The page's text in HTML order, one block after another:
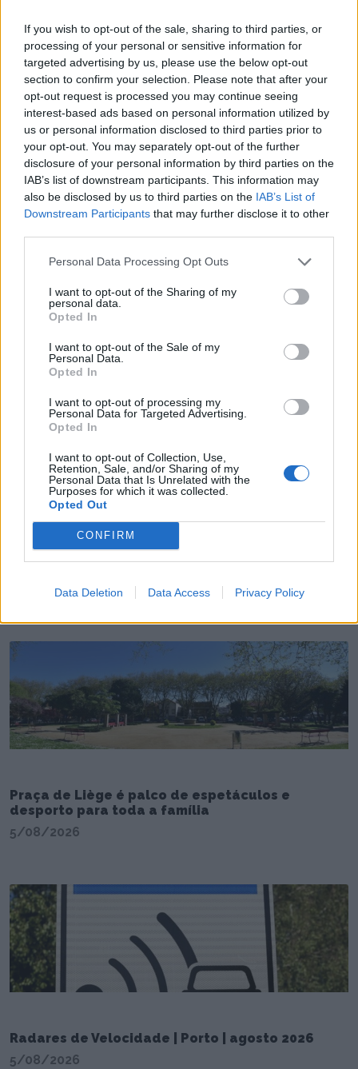
If you wish to opt-out of the sale, sharing to third parties, or
processing of your personal or sensitive information for
targeted advertising by us, please use the below opt-out
section to confirm your selection. Please note that after your
opt-out request is processed you may continue seeing
interest-based ads based on personal information utilized by
us or personal information disclosed to third parties prior to
your opt-out. You may separately opt-out of the further
disclosure of your personal information by third parties on the
IAB’s list of downstream participants. This information may
also be disclosed by us to third parties on the IAB’s List of
Downstream Participants that may further disclose it to other
Personal Data Processing Opt Outs
I want to opt-out of the Sharing of my
personal data.
Opted In
I want to opt-out of the Sale of my
Personal Data.
Opted In
I want to opt-out of processing my
Personal Data for Targeted Advertising.
Opted In
I want to opt-out of Collection, Use,
Retention, Sale, and/or Sharing of my
Personal Data that Is Unrelated with the
Purposes for which it was collected.
Opted Out
CONFIRM
Data Deletion Data Access Privacy Policy
O debate "O Futuro da Segurança na Europa" contou com as
visões do diretor nacional da Polícia de Segurança Pública, Luís
Carrilho; do diretor executivo da Frontex, Hans Leijtens; do
presidente da EU. Pol, Jochen Kopelke; do coordenador-geral da
Unidade de Coordenação de Estrangeiros e Fronteiras, Pedro
Moura; do 2.º comandante da Unidade de Controlo Costeiro e de
Fronteiras GNR, Marco Cruz; do diretor de Desenvolvimento de
Negócios Critical Software, João Mortágua; e do secretário-
geral da EU.POL, Michel Öz.
Fonte: CM Porto
Últimas Notícias
Praça de Liège é palco de espetáculos e
desporto para toda a família
5/08/2026
Radares de Velocidade | Porto | agosto 2026
5/08/2026